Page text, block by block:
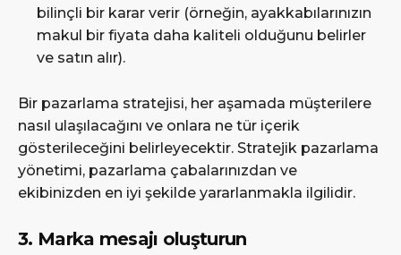
bilinçli bir karar verir (örneğin, ayakkabılarınızın
makul bir fiyata daha kaliteli olduğunu belirler
ve satın alır).
Bir pazarlama stratejisi, her aşamada müşterilere
nasıl ulaşılacağını ve onlara ne tür içerik
gösterileceğini belirleyecektir. Stratejik pazarlama
yönetimi, pazarlama çabalarınızdan ve
ekibinizden en iyi şekilde yararlanmakla ilgilidir.
3. Marka mesajı oluşturun